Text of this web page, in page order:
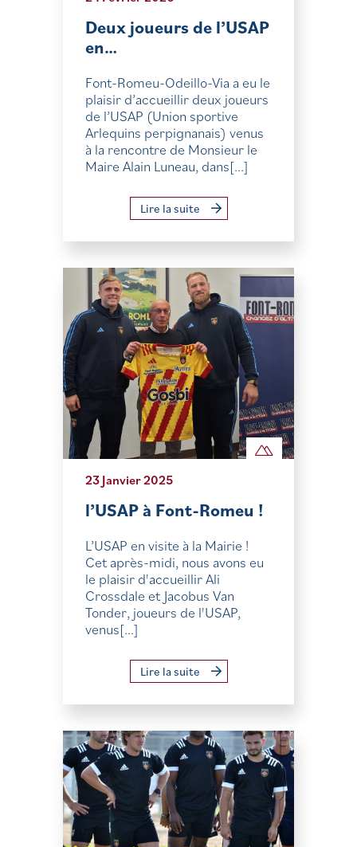
Deux joueurs de l’USAP
en…
Font-Romeu-Odeillo-Via a eu le
plaisir d’accueillir deux joueurs
de l’USAP (Union sportive
Arlequins perpignanais) venus
à la rencontre de Monsieur le
Maire Alain Luneau, dans[...]
Lire la suite
23 Janvier 2025
l’USAP à Font-Romeu !
L’USAP en visite à la Mairie !
Cet après-midi, nous avons eu
le plaisir d'accueillir Ali
Crossdale et Jacobus Van
Tonder, joueurs de l'USAP,
venus[...]
Lire la suite